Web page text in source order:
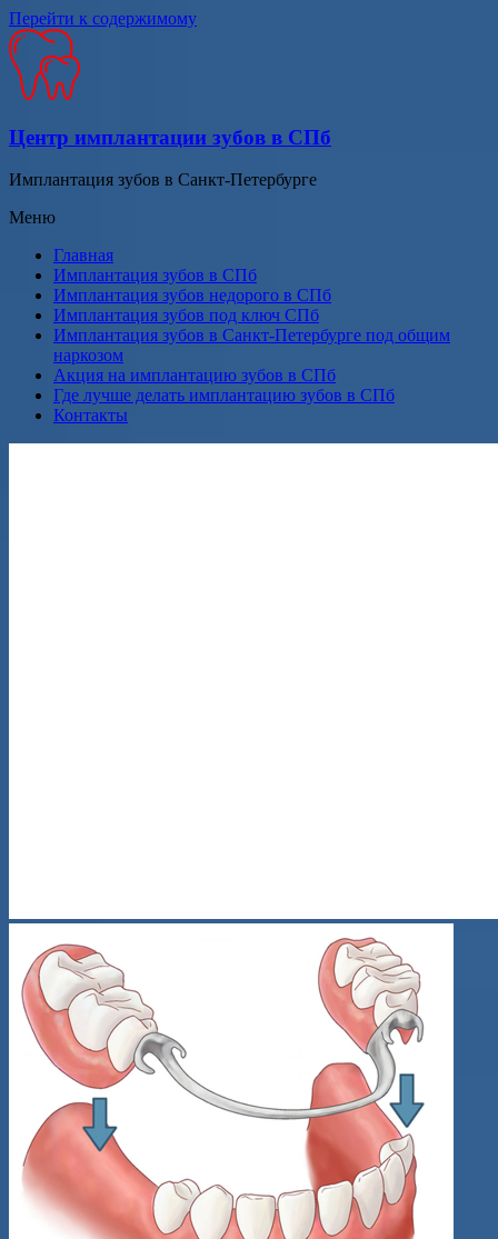
Перейти к содержимому
Центр имплантации зубов в СПб
Имплантация зубов в Санкт-Петербурге
Меню
Главная
Имплантация зубов в СПб
Имплантация зубов недорого в СПб
Имплантация зубов под ключ СПб
Имплантация зубов в Санкт-Петербурге под общим
наркозом
Акция на имплантацию зубов в СПб
Где лучше делать имплантацию зубов в СПб
Контакты